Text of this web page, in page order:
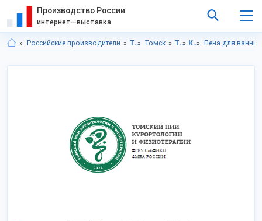
Производство России
интернет—выставка
Российские производители Томская область Томск Товары личного потребления Косметика Пена для ванны